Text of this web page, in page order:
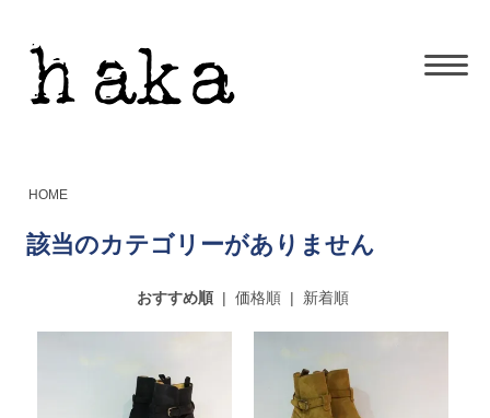
HOME
該当のカテゴリーがありません
おすすめ順| 価格順| 新着順